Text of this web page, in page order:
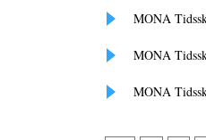
MONA
MONA
MONA